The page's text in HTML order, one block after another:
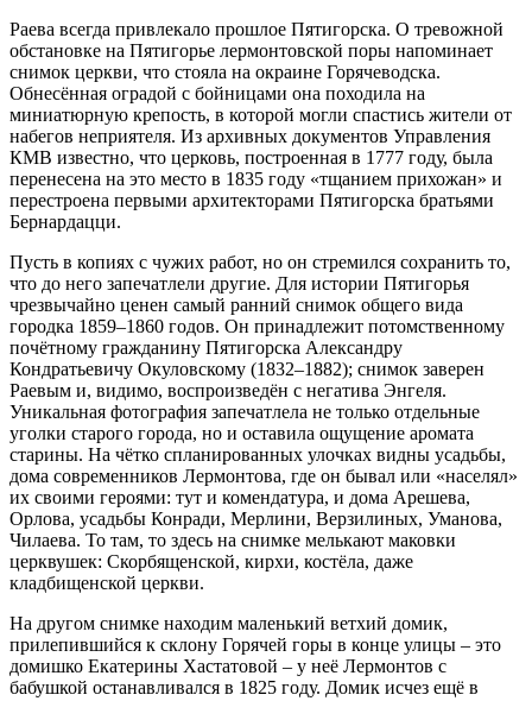
Раева всегда привлекало прошлое Пятигорска. О тревожной
обстановке на Пятигорье лермонтовской поры напоминает
снимок церкви, что стояла на окраине Горячеводска.
Обнесённая оградой с бойницами она походила на
миниатюрную крепость, в которой могли спастись жители от
набегов неприятеля. Из архивных документов Управления
КМВ известно, что церковь, построенная в 1777 году, была
перенесена на это место в 1835 году «тщанием прихожан» и
перестроена первыми архитекторами Пятигорска братьями
Бернардацци.
Пусть в копиях с чужих работ, но он стремился сохранить то,
что до него запечатлели другие. Для истории Пятигорья
чрезвычайно ценен самый ранний снимок общего вида
городка 1859–1860 годов. Он принадлежит потомственному
почётному гражданину Пятигорска Александру
Кондратьевичу Окуловскому (1832–1882); снимок заверен
Раевым и, видимо, воспроизведён с негатива Энгеля.
Уникальная фотография запечатлела не только отдельные
уголки старого города, но и оставила ощущение аромата
старины. На чётко спланированных улочках видны усадьбы,
дома современников Лермонтова, где он бывал или «населял»
их своими героями: тут и комендатура, и дома Арешева,
Орлова, усадьбы Конради, Мерлини, Верзилиных, Уманова,
Чилаева. То там, то здесь на снимке мелькают маковки
церквушек: Скорбященской, кирхи, костёла, даже
кладбищенской церкви.
На другом снимке находим маленький ветхий домик,
прилепившийся к склону Горячей горы в конце улицы – это
домишко Екатерины Хастатовой – у неё Лермонтов с
бабушкой останавливался в 1825 году. Домик исчез ещё в